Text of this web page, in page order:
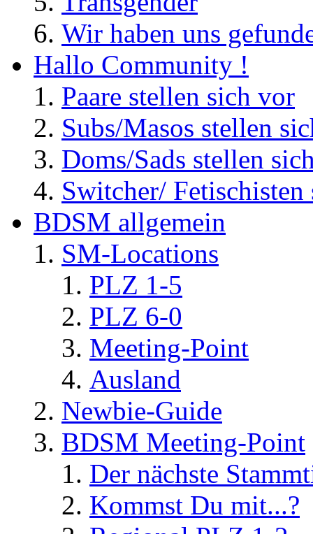
Wir haben uns
Hallo Community !
Paare stellen sich vor
Subs/Masos stellen
Doms/Sads stellen
Switcher/
BDSM allgemein
SM-Locations
PLZ 1-5
PLZ 6-0
Meeting-Point
Ausland
Newbie-Guide
BDSM Meeting-Point
Der nächste
Kommst Du mit...?